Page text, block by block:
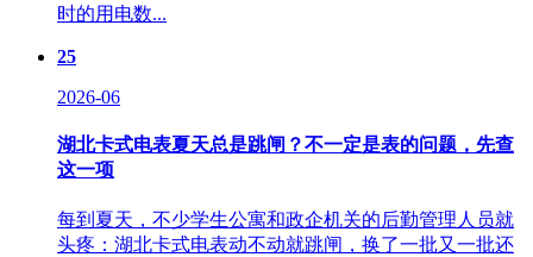
时的用电数...
25
2026-06
湖北卡式电表夏天总是跳闸？不一定是表的问题，先查
这一项
每到夏天，不少学生公寓和政企机关的后勤管理人员就
头疼：湖北卡式电表动不动就跳闸，换了一批又一批还